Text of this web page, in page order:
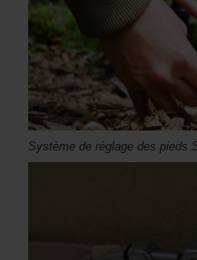
Système de réglage des pieds